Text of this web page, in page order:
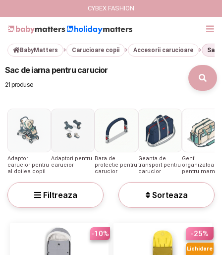
GIFT CARD
Branduri
CARUCIOARE COPII
LA PLIMBARE
CYBEX FASHION
BabyMatters Carucioare copii Accesorii carucioare Sac
Sac de iarna pentru carucior
21 produse
Adaptor
carucior pentru
al doilea copil
Adaptori pentru
carucior
Bara de
protectie pentru
carucior
Geanta de
transport pentru
carucior
Genti
organizatoare
pentru mamici
Filtreaza Sorteaza
-10% -25%
Lichidare